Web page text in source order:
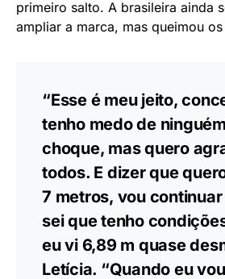
2022
Letícia bateu seu próprio recorde
briga por medalhas: alcançou
da fase eliminatória. O Mundial
competição do ano para a atleta
sete meses passou por cirurgia
valendo o pódio, Letícia cravou
primeiro salto. A brasileira ainda
ampliar a marca, mas queimou os